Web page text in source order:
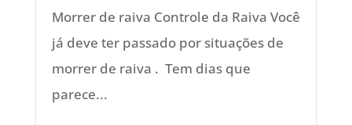
Morrer de raiva Controle da Raiva Você
já deve ter passado por situações de
morrer de raiva . Tem dias que
parece...